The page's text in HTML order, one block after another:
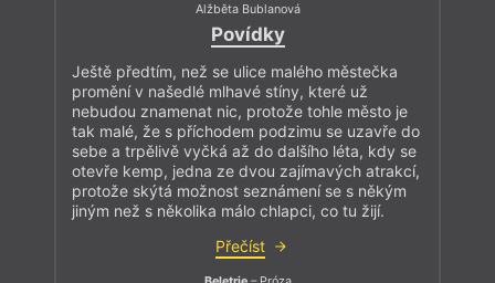
Alžběta Bublanová
Povídky
Ještě předtím, než se ulice malého městečka
promění v našedlé mlhavé stíny, které už
nebudou znamenat nic, protože tohle město je
tak malé, že s příchodem podzimu se uzavře do
sebe a trpělivě vyčká až do dalšího léta, kdy se
otevře kemp, jedna ze dvou zajímavých atrakcí,
protože skýtá možnost seznámení se s někým
jiným než s několika málo chlapci, co tu žijí.
Přečíst